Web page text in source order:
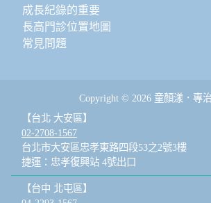
成長紀錄的重要
長高門診位置地圖
常見問題
Copyright © 2026 童顏漾．專
【台北 大安區】
02-2708-1567
台北市大安區忠孝東路四段53之2號3樓
捷運：忠孝復興站 4號出口
【台中 北屯區】